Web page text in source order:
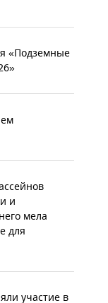
«Подземные
и
мела
для
участие в